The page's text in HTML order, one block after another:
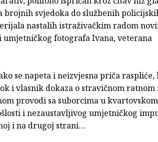
svjedoka do službenih
nastalih istraživačkim radom
umjetničkog fotografa Ivana, veterana
se napeta i neizvjesna priča
i vlasnik dokaza o stravičnom ratnom
provodi sa suborcima u
i nezaustavljivog umjetničkog
i na drugoj strani…